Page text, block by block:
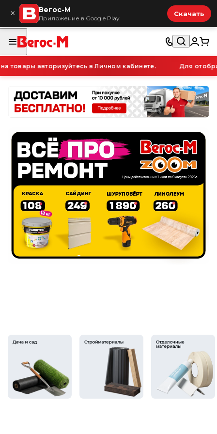
× Вегос-М
Приложение в Google Play
Скачать
авторизуйтесь в Личном кабинете. Для